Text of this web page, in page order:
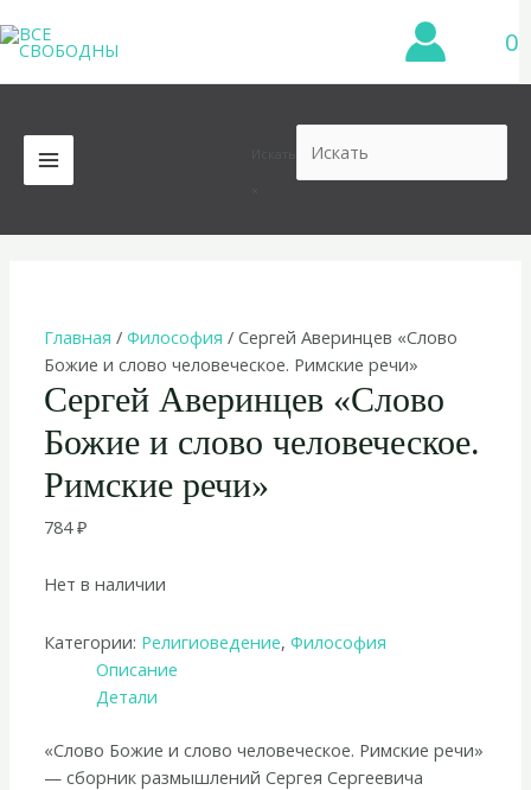
к
содержимому
0
MAIN
MENU
Главная /Философия / Сергей Аверинцев «Слово
Божие и слово человеческое. Римские речи»
Сергей Аверинцев «Слово
Божие и слово человеческое.
Римские речи»
784₽
Нет в наличии
Категории: Религиоведение,Философия
Описание
Детали
«Слово Божие и слово человеческое. Римские речи»
— сборник размышлений Сергея Сергеевича